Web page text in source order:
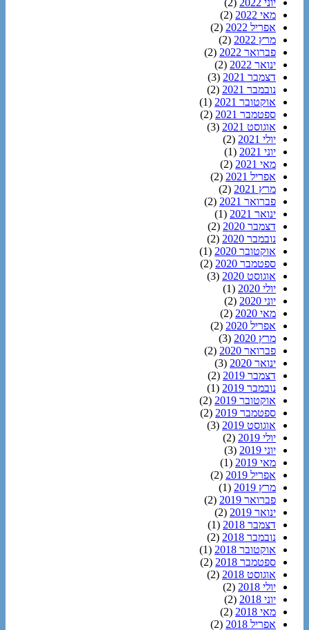
מאי 2022
(2)
אפריל 2022
(2)
מרץ 2022
(2)
פברואר 2022
(2)
ינואר 2022
(2)
דצמבר 2021
(3)
נובמבר 2021
(2)
אוקטובר 2021
(1)
ספטמבר 2021
(2)
אוגוסט 2021
(3)
יולי 2021
(2)
יוני 2021
(1)
מאי 2021
(2)
אפריל 2021
(2)
מרץ 2021
(2)
פברואר 2021
(2)
ינואר 2021
(1)
דצמבר 2020
(2)
נובמבר 2020
(2)
אוקטובר 2020
(1)
ספטמבר 2020
(2)
אוגוסט 2020
(3)
יולי 2020
(1)
יוני 2020
(2)
מאי 2020
(2)
אפריל 2020
(2)
מרץ 2020
(3)
פברואר 2020
(2)
ינואר 2020
(3)
דצמבר 2019
(2)
נובמבר 2019
(1)
אוקטובר 2019
(2)
ספטמבר 2019
(2)
אוגוסט 2019
(3)
יולי 2019
(2)
יוני 2019
(3)
מאי 2019
(1)
אפריל 2019
(2)
מרץ 2019
(1)
פברואר 2019
(2)
ינואר 2019
(2)
דצמבר 2018
(1)
נובמבר 2018
(2)
אוקטובר 2018
(1)
ספטמבר 2018
(2)
אוגוסט 2018
(2)
יולי 2018
(2)
יוני 2018
(2)
מאי 2018
(2)
אפריל 2018
(2)